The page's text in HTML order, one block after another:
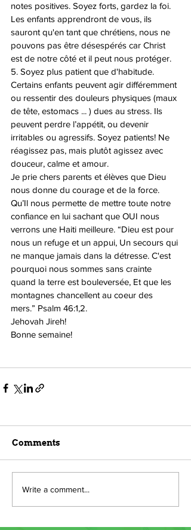
notes positives. Soyez forts, gardez la foi.
Les enfants apprendront de vous, ils
sauront qu'en tant que chrétiens, nous ne
pouvons pas être désespérés car Christ
est de notre côté et il peut nous protéger.
5. Soyez plus patient que d'habitude.
Certains enfants peuvent agir différemment
ou ressentir des douleurs physiques (maux
de tête, estomacs ... ) dues au stress. Ils
peuvent perdre l’appétit, ou devenir
irritables ou agressifs. Soyez patients! Ne
réagissez pas, mais plutôt agissez avec
douceur, calme et amour.
Je prie chers parents et élèves que Dieu
nous donne du courage et de la force.
Qu’Il nous permette de mettre toute notre
confiance en lui sachant que OUI nous
verrons une Haiti meilleure. “Dieu est pour
nous un refuge et un appui, Un secours qui
ne manque jamais dans la détresse. C'est
pourquoi nous sommes sans crainte
quand la terre est bouleversée, Et que les
montagnes chancellent au coeur des
mers.” Psalm 46:1,2.
Jehovah Jireh!
Bonne semaine!
Comments
Write a comment...